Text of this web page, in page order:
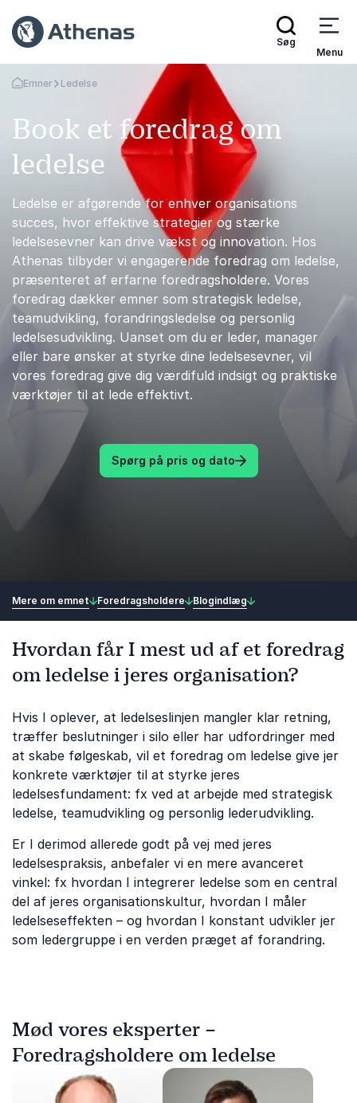
Søg
Menu
Tilbage til forsiden
Emner Ledelse
Book et foredrag om
ledelse
Ledelse er afgørende for enhver organisations
succes, hvor effektive strategier og stærke
ledelsesevner kan drive vækst og innovation. Hos
Athenas tilbyder vi engagerende foredrag om ledelse,
præsenteret af erfarne foredragsholdere. Vores
foredrag dækker emner som strategisk ledelse,
teamudvikling, forandringsledelse og personlig
ledelsesudvikling. Uanset om du er leder, manager
eller bare ønsker at styrke dine ledelsesevner, vil
vores foredrag give dig værdifuld indsigt og praktiske
værktøjer til at lede effektivt.
Spørg på pris og dato
Mere om emnet Foredragsholdere Blogindlæg
Hvordan får I mest ud af et foredrag
om ledelse i jeres organisation?
Hvis I oplever, at ledelseslinjen mangler klar retning,
træffer beslutninger i silo eller har udfordringer med
at skabe følgeskab, vil et foredrag om ledelse give jer
konkrete værktøjer til at styrke jeres
ledelsesfundament: fx ved at arbejde med strategisk
ledelse, teamudvikling og personlig lederudvikling.
Er I derimod allerede godt på vej med jeres
ledelsespraksis, anbefaler vi en mere avanceret
vinkel: fx hvordan I integrerer ledelse som en central
del af jeres organisationskultur, hvordan I måler
ledelseseffekten – og hvordan I konstant udvikler jer
som ledergruppe i en verden præget af forandring.
Mød vores eksperter –
Foredragsholdere om ledelse